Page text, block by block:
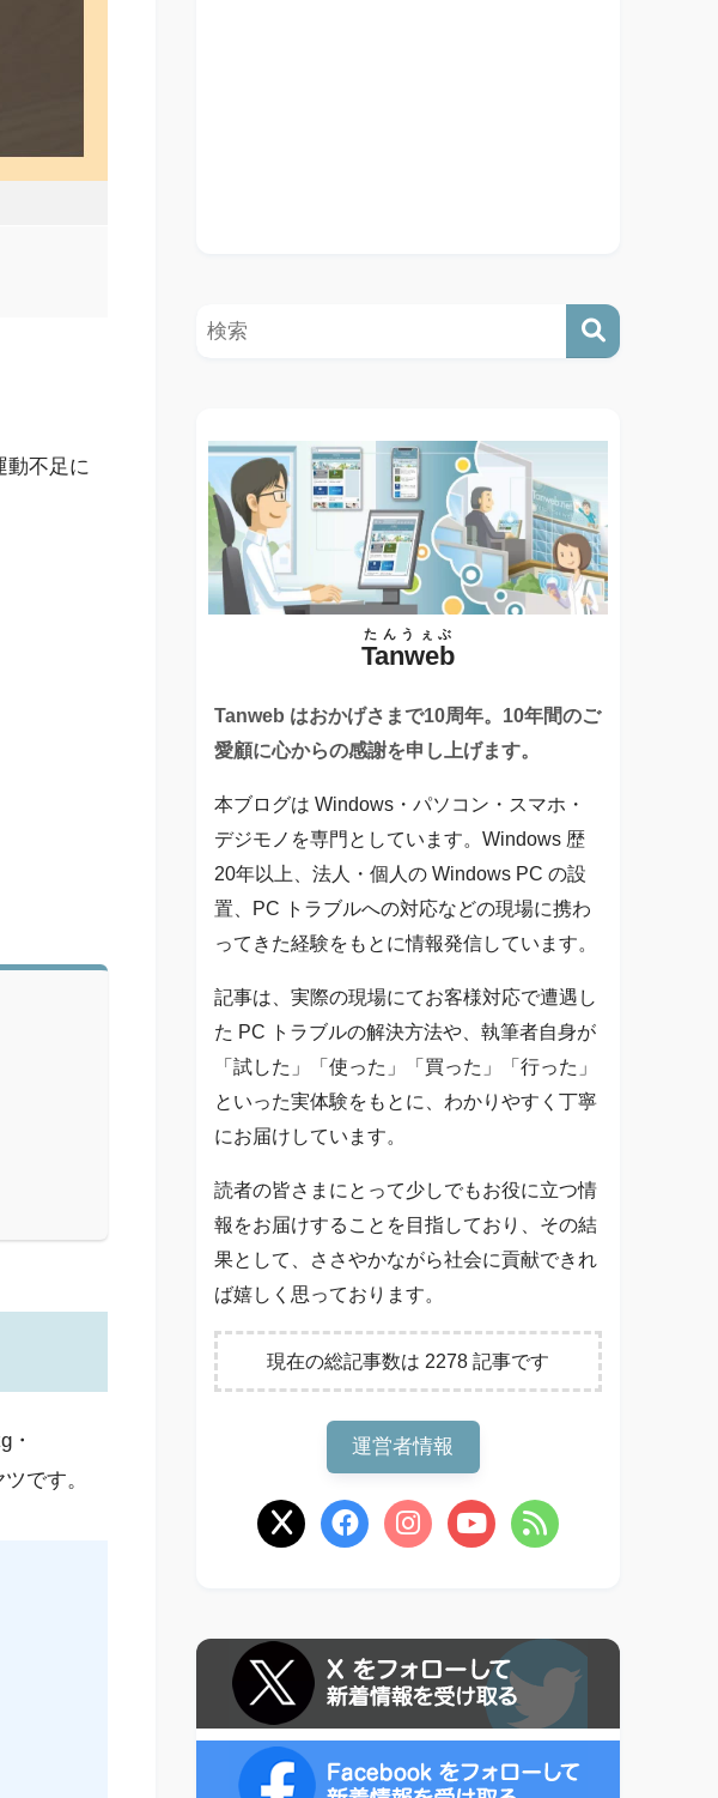
動不足に
・
です。
Tanweb
たんうぇぶ
Tanweb はおかげさまで10周年。10年間のご
愛顧に心からの感謝を申し上げます。
本ブログは Windows・パソコン・スマホ・
デジモノを専門としています。Windows 歴
20年以上、法人・個人の Windows PC の設
置、PC トラブルへの対応などの現場に携わ
ってきた経験をもとに情報発信しています。
記事は、実際の現場にてお客様対応で遭遇し
た PC トラブルの解決方法や、執筆者自身が
「試した」「使った」「買った」「行った」
といった実体験をもとに、わかりやすく丁寧
にお届けしています。
読者の皆さまにとって少しでもお役に立つ情
報をお届けすることを目指しており、その結
果として、ささやかながら社会に貢献できれ
ば嬉しく思っております。
現在の総記事数は 2278 記事です
運営者情報